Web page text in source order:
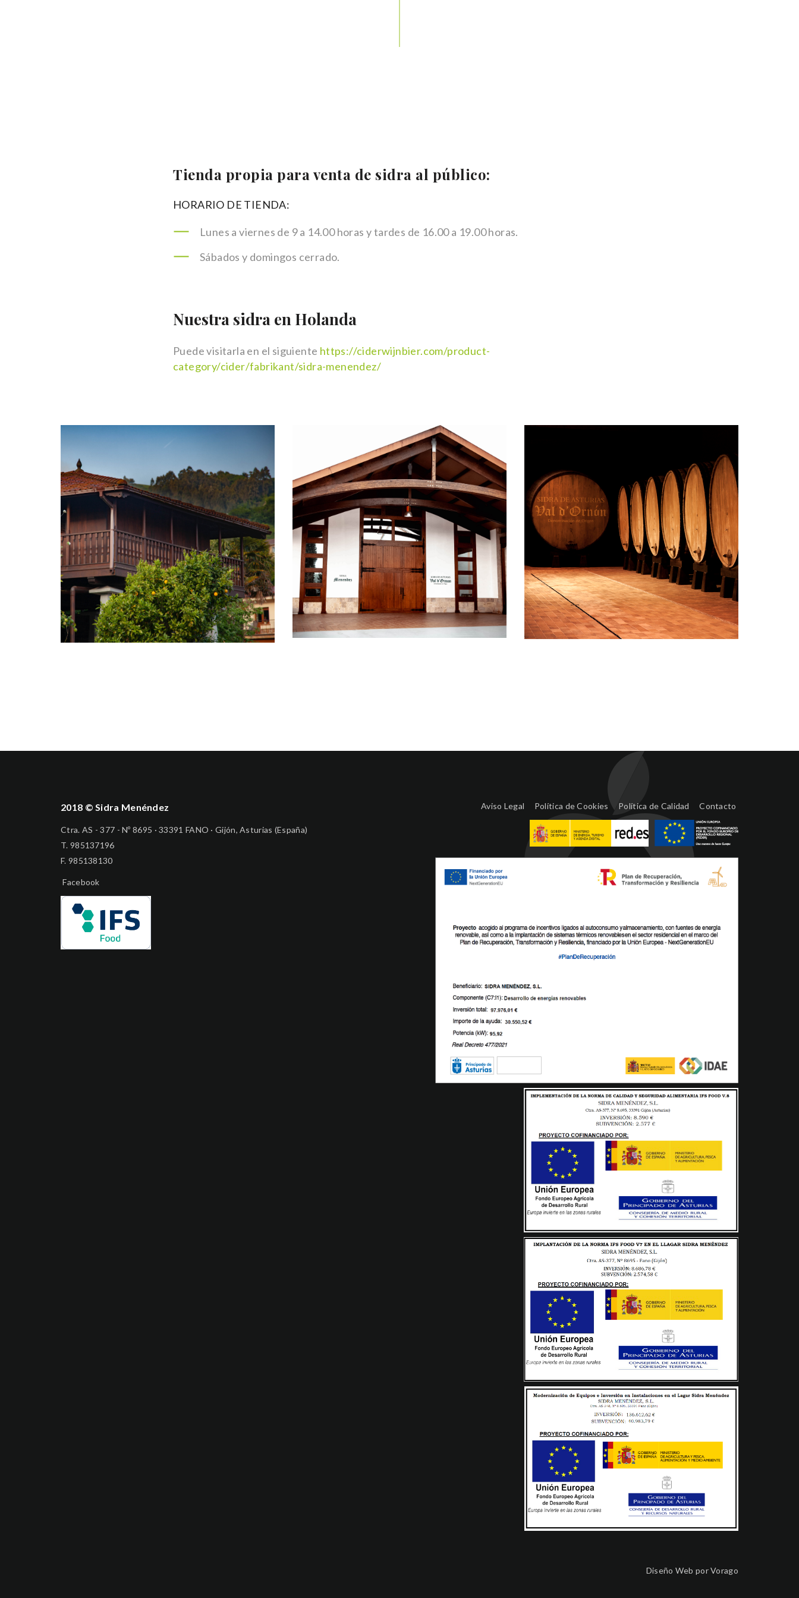
Tienda propia para venta de sidra al público:
HORARIO DE TIENDA:
Lunes a viernes de 9 a 14.00 horas y tardes de 16.00 a 19.00 horas.
Sábados y domingos cerrado.
Nuestra sidra en Holanda
Puede visitarla en el siguiente https://ciderwijnbier.com/product-
category/cider/fabrikant/sidra-menendez/
2018 © Sidra Menéndez
Ctra. AS - 377 - Nº 8695 · 33391 FANO · Gijón, Asturias (España)
T. 985137196
F. 985138130
Facebook
Aviso Legal Política de Cookies Política de Calidad Contacto
Diseño Web porVorago